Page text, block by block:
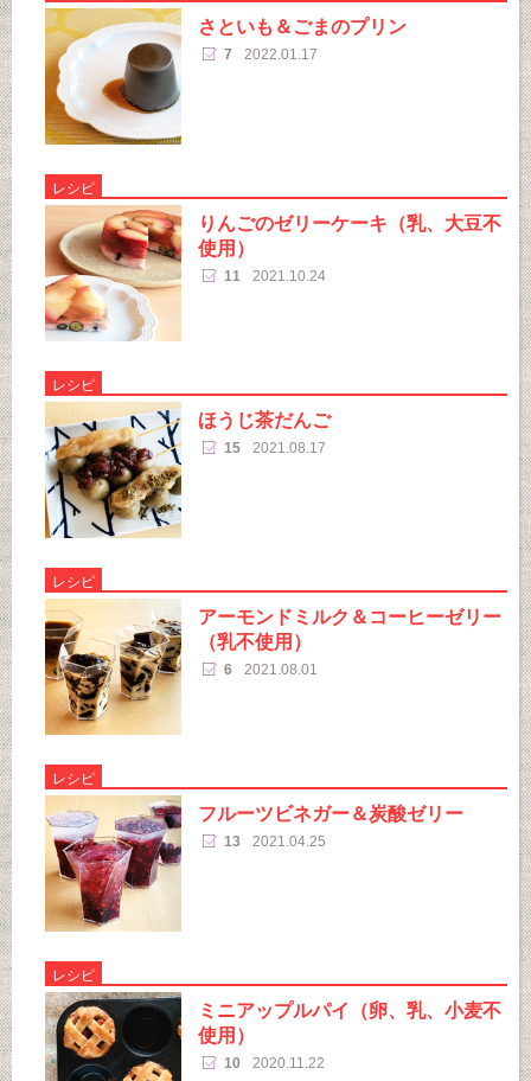
さといも＆ごまのプリン
7 2022.01.17
レシピ
りんごのゼリーケーキ（乳、大豆不
使用）
11 2021.10.24
レシピ
ほうじ茶だんご
15 2021.08.17
レシピ
アーモンドミルク＆コーヒーゼリー
（乳不使用）
6 2021.08.01
レシピ
フルーツビネガー＆炭酸ゼリー
13 2021.04.25
レシピ
ミニアップルパイ（卵、乳、小麦不
使用）
10 2020.11.22